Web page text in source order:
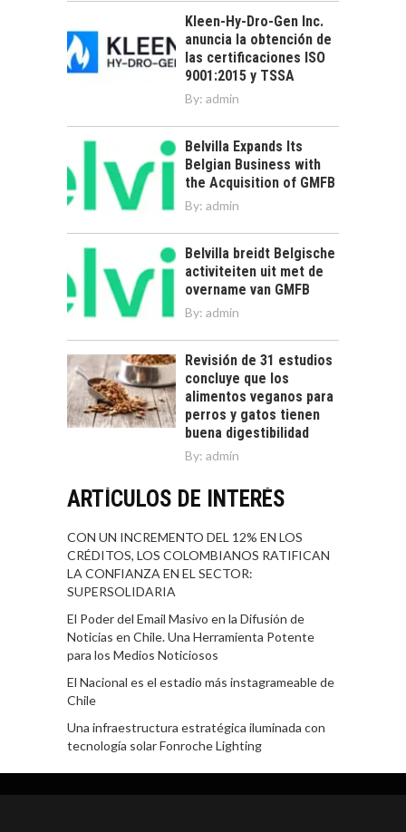
Kleen-Hy-Dro-Gen Inc.
anuncia la obtención de
las certificaciones ISO
9001:2015 y TSSA
By: admin
Belvilla Expands Its
Belgian Business with
the Acquisition of GMFB
By: admin
Belvilla breidt Belgische
activiteiten uit met de
overname van GMFB
By: admin
Revisión de 31 estudios
concluye que los
alimentos veganos para
perros y gatos tienen
buena digestibilidad
By: admin
ARTÍCULOS DE INTERÉS
CON UN INCREMENTO DEL 12% EN LOS
CRÉDITOS, LOS COLOMBIANOS RATIFICAN
LA CONFIANZA EN EL SECTOR:
SUPERSOLIDARIA
El Poder del Email Masivo en la Difusión de
Noticias en Chile. Una Herramienta Potente
para los Medios Noticiosos
El Nacional es el estadio más instagrameable de
Chile
Una infraestructura estratégica iluminada con
tecnología solar Fonroche Lighting